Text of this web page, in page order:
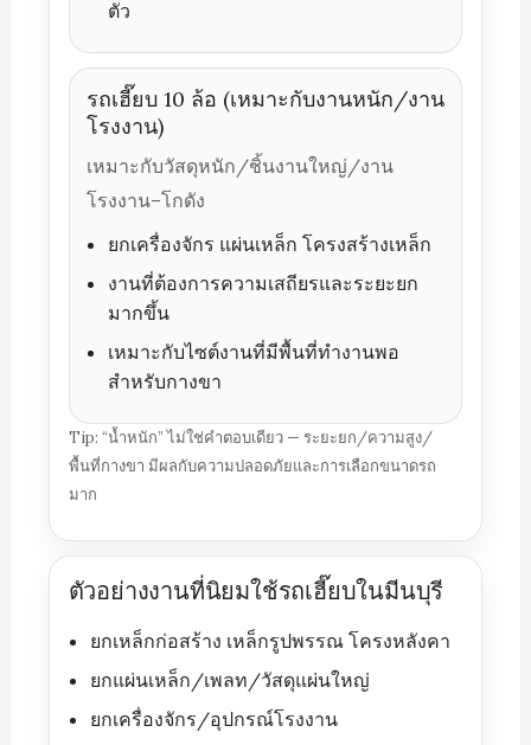
ตัว
รถเฮี๊ยบ 10 ล้อ (เหมาะกับงานหนัก/งาน
โรงงาน)
เหมาะกับวัสดุหนัก/ชิ้นงานใหญ่/งาน
โรงงาน–โกดัง
ยกเครื่องจักร แผ่นเหล็ก โครงสร้างเหล็ก
งานที่ต้องการความเสถียรและระยะยก
มากขึ้น
เหมาะกับไซต์งานที่มีพื้นที่ทำงานพอ
สำหรับกางขา
Tip: “น้ำหนัก” ไม่ใช่คำตอบเดียว — ระยะยก/ความสูง/
พื้นที่กางขา มีผลกับความปลอดภัยและการเลือกขนาดรถ
มาก
ตัวอย่างงานที่นิยมใช้รถเฮี๊ยบในมีนบุรี
ยกเหล็กก่อสร้าง เหล็กรูปพรรณ โครงหลังคา
ยกแผ่นเหล็ก/เพลท/วัสดุแผ่นใหญ่
ยกเครื่องจักร/อุปกรณ์โรงงาน